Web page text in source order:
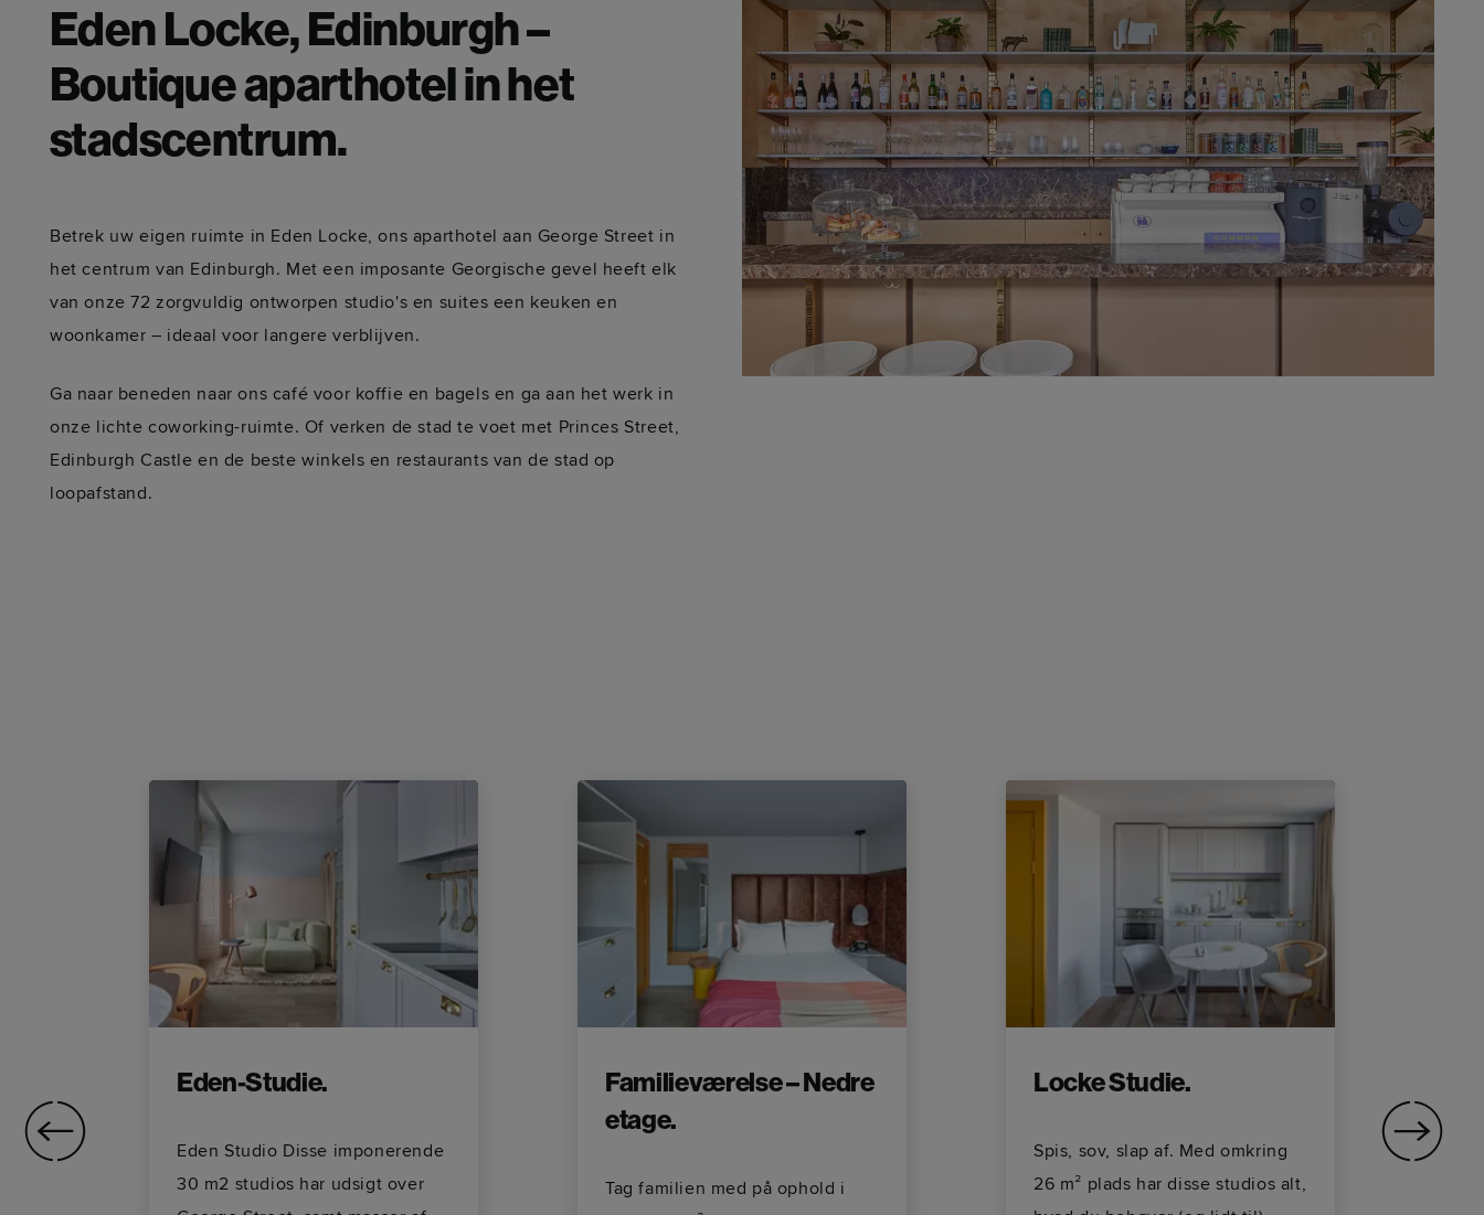
Eden Locke, Edinburgh –
Boutique aparthotel in het
stadscentrum.
Betrek uw eigen ruimte in Eden Locke, ons aparthotel aan George Street in
het centrum van Edinburgh. Met een imposante Georgische gevel heeft elk
van onze 72 zorgvuldig ontworpen studio's en suites een keuken en
woonkamer – ideaal voor langere verblijven.
Ga naar beneden naar ons café voor koffie en bagels en ga aan het werk in
onze lichte coworking-ruimte. Of verken de stad te voet met Princes Street,
Edinburgh Castle en de beste winkels en restaurants van de stad op
loopafstand.
Eden-Studie.
Eden Studio Disse imponerende
30 m2 studios har udsigt over
Familieværelse – Nedre
etage.
Tag familien med på ophold i
Locke Studie.
Spis, sov, slap af. Med omkring
26 m² plads har disse studios alt,